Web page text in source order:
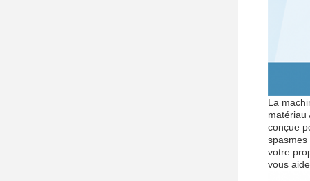
La
matériau
conçue
spasmes
votre
vous